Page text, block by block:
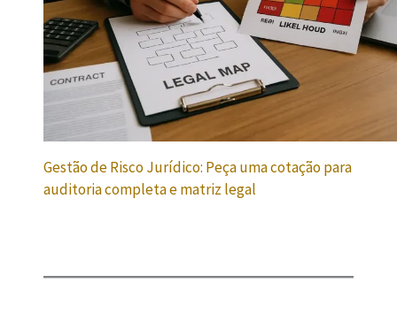
Gestão de Risco Jurídico: Peça uma cotação para
auditoria completa e matriz legal